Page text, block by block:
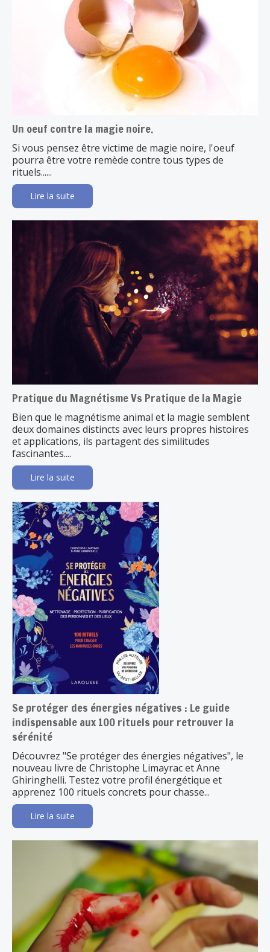
Un oeuf contre la magie noire.
Si vous pensez être victime de magie noire, l'oeuf
pourra être votre remède contre tous types de
rituels......
Lire la suite
Pratique du Magnétisme Vs Pratique de la Magie
Bien que le magnétisme animal et la magie semblent
deux domaines distincts avec leurs propres histoires
et applications, ils partagent des similitudes
fascinantes....
Lire la suite
Se protéger des énergies négatives : Le guide
indispensable aux 100 rituels pour retrouver la
sérénité
Découvrez "Se protéger des énergies négatives", le
nouveau livre de Christophe Limayrac et Anne
Ghiringhelli. Testez votre profil énergétique et
apprenez 100 rituels concrets pour chasse...
Lire la suite